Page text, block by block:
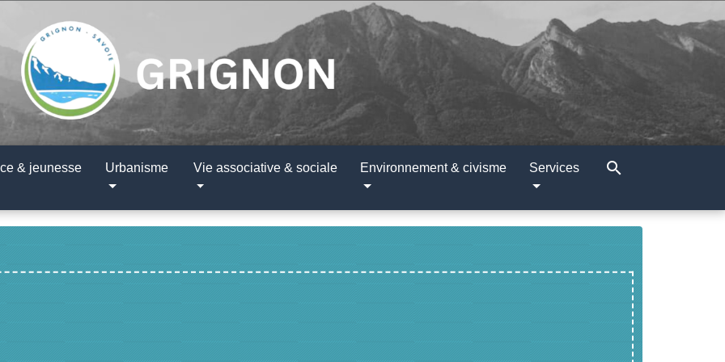
& jeunesse Urbanisme Vie associative & sociale Environnement & civisme Services search